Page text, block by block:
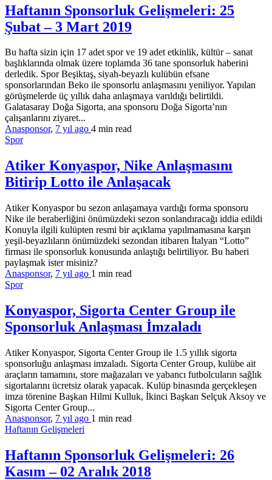
Haftanın Sponsorluk Gelişmeleri: 25
Şubat – 3 Mart 2019
Bu hafta sizin için 17 adet spor ve 19 adet etkinlik, kültür – sanat
başlıklarında olmak üzere toplamda 36 tane sponsorluk haberini
derledik. Spor Beşiktaş, siyah-beyazlı kulübün efsane
sponsorlarından Beko ile sponsorlu anlaşmasını yeniliyor. Yapılan
görüşmelerde üç yıllık daha anlaşmaya varıldığı belirtildi.
Galatasaray Doğa Sigorta, ana sponsoru Doğa Sigorta’nın
çalışanlarını ziyaret...
Anasponsor, 7 yıl ago 4 min read
Spor
Atiker Konyaspor, Nike Anlaşmasını
Bitirip Lotto ile Anlaşacak
Atiker Konyaspor bu sezon anlaşamaya vardığı forma sponsoru
Nike ile beraberliğini önümüzdeki sezon sonlandıracağı iddia edildi
Konuyla ilgili kulüpten resmi bir açıklama yapılmamasına karşın
yeşil-beyazlıların önümüzdeki sezondan itibaren İtalyan “Lotto”
firması ile sponsorluk konusunda anlaştığı belirtiliyor. Bu haberi
paylaşmak ister misiniz?
Anasponsor, 7 yıl ago 1 min read
Spor
Konyaspor, Sigorta Center Group ile
Sponsorluk Anlaşması İmzaladı
Atiker Konyaspor, Sigorta Center Group ile 1.5 yıllık sigorta
sponsorluğu anlaşması imzaladı. Sigorta Center Group, kulübe ait
araçların tamamını, store mağazaları ve yabancı futbolcuların sağlık
sigortalarını ücretsiz olarak yapacak. Kulüp binasında gerçekleşen
imza törenine Başkan Hilmi Kulluk, İkinci Başkan Selçuk Aksoy ve
Sigorta Center Group...
Anasponsor, 7 yıl ago 1 min read
Haftanın Gelişmeleri
Haftanın Sponsorluk Gelişmeleri: 26
Kasım – 02 Aralık 2018